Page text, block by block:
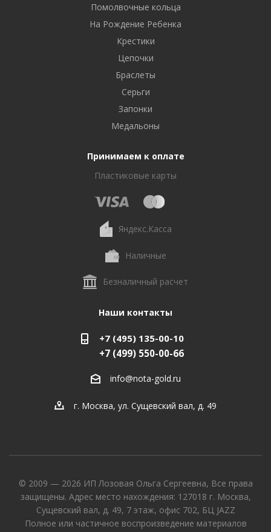
Помолвочные кольца
На Рождение Ребенка
Крестики
Цепочки
Браслеты
Серьги
Запонки
Медальоны
Принимаем к оплате
Пластиковые карты
Яндекс.Касса
Наличные
Безналичный расчет
Наши контакты
+7 (495) 135-00-10
+7 (499) 550-00-66
info@nota-gold.ru
г. Москва, ул. Сущевский вал, д. 49
© 2009 — 2026 ИП Лозовая Ольга Сергеевна, Все права
защищены. Адрес место нахождения: 127018 г. Москва,
Сущевский вал, д. 49, 7 этаж, офис 702, БЦ JAZZ
Полное или частичное воспроизведение материалов